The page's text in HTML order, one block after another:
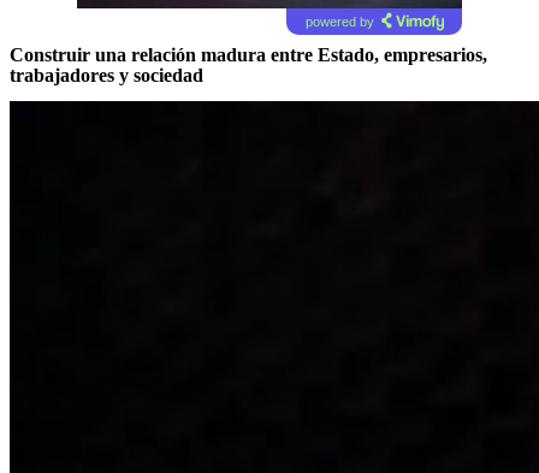
powered by
Construir una relación madura entre Estado, empresarios,
trabajadores y sociedad